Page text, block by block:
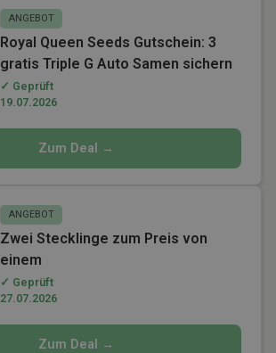
ANGEBOT
Royal Queen Seeds Gutschein: 3
gratis Triple G Auto Samen sichern
✓ Geprüft
19.07.2026
Zum Deal →
ANGEBOT
Zwei Stecklinge zum Preis von
einem
✓ Geprüft
27.07.2026
Zum Deal →